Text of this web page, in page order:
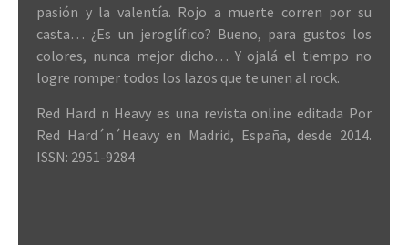
pasión y la valentía. Rojo a muerte corren por su
casta… ¿Es un jeroglífico? Bueno, para gustos los
colores, nunca mejor dicho… Y ojalá el tiempo no
logre romper todos los lazos que te unen al rock.
Red Hard n Heavy es una revista online editada Por
Red Hard´n´Heavy en Madrid, España, desde 2014.
ISSN: 2951-9284